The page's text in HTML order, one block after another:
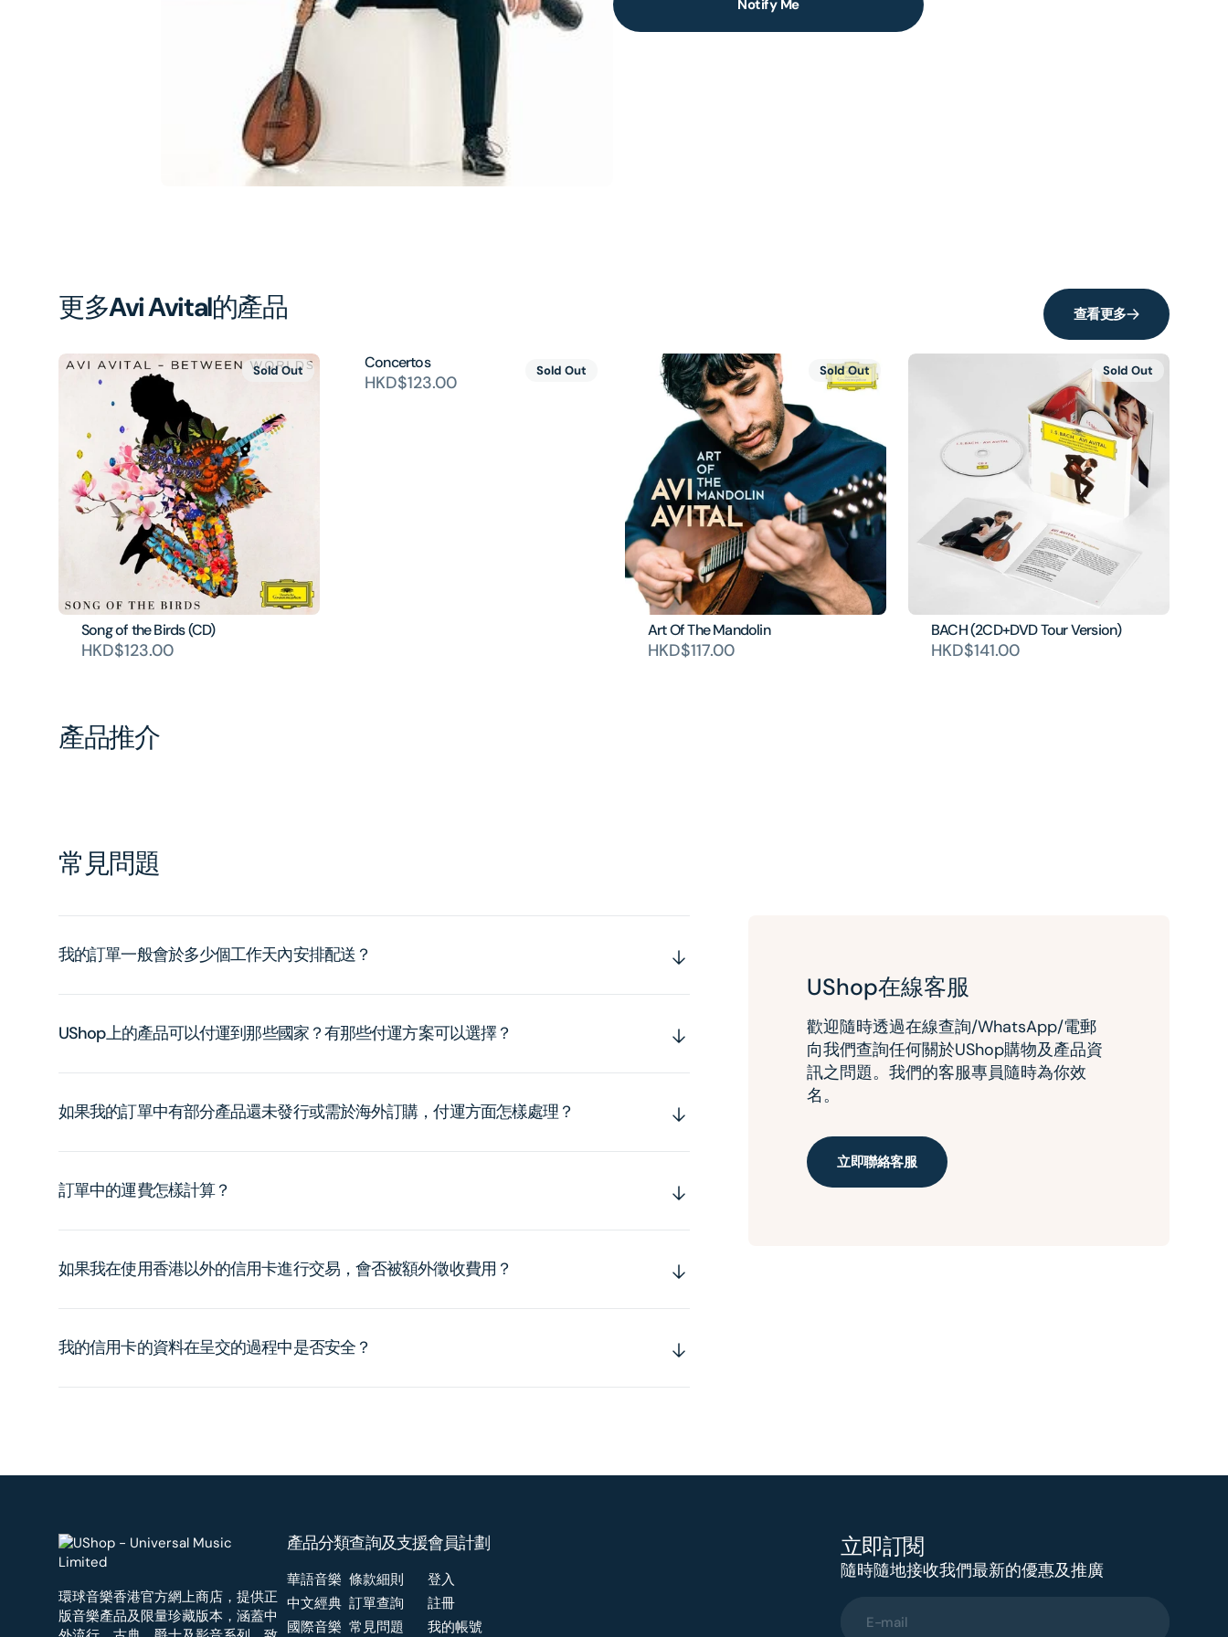
Notify Me
1
更多Avi Avital的產品 查看更多
Song of the Birds (CD)
HKD$123.00
Sold Out Concertos
HKD$123.00
Sold Out
Art Of The Mandolin
HKD$117.00
Sold Out
BACH (2CD+DVD Tour Version)
HKD$141.00
Sold Out
產品推介
常見問題
我的訂單一般會於多少個工作天內安排配送？
UShop上的產品可以付運到那些國家？有那些付運方案可以選擇？
如果我的訂單中有部分產品還未發行或需於海外訂購，付運方面怎樣處理？
訂單中的運費怎樣計算？
如果我在使用香港以外的信用卡進行交易，會否被額外徵收費用？
我的信用卡的資料在呈交的過程中是否安全？
UShop在線客服
歡迎隨時透過在線查詢/WhatsApp/電郵
向我們查詢任何關於UShop購物及產品資
訊之問題。我們的客服專員隨時為你效
名。
立即聯絡客服
環球音樂香港官方網上商店，提供正
版音樂產品及限量珍藏版本，涵蓋中
產品分類
華語音樂
中文經典
國際音樂
查詢及支援
條款細則
訂單查詢
常見問題
會員計劃
登入
註冊
我的帳號
立即訂閱
隨時隨地接收我們最新的優惠及推廣
E-mail